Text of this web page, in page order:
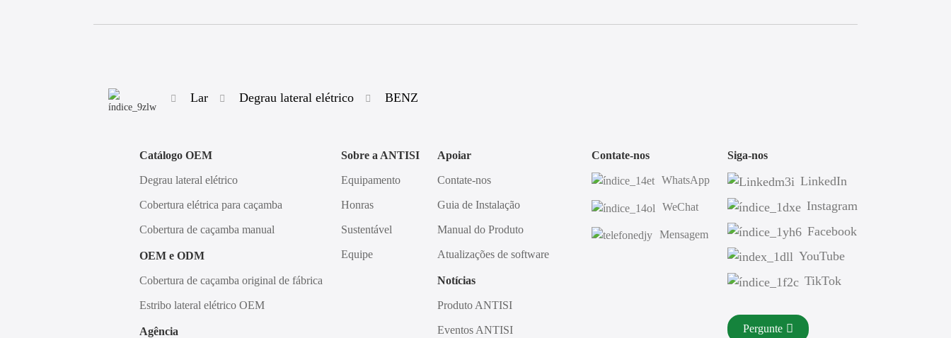
Lar Degrau lateral elétrico BENZ
Catálogo OEM
Degrau lateral elétrico
Cobertura elétrica para caçamba
Cobertura de caçamba manual
OEM e ODM
Cobertura de caçamba original de fábrica
Estribo lateral elétrico OEM
Agência
Sobre a ANTISI
Equipamento
Honras
Sustentável
Equipe
Apoiar
Contate-nos
Guia de Instalação
Manual do Produto
Atualizações de software
Notícias
Produto ANTISI
Eventos ANTISI
Contate-nos
WhatsApp
WeChat
Mensagem
Siga-nos
LinkedIn
Instagram
Facebook
YouTube
TikTok
Pergunte